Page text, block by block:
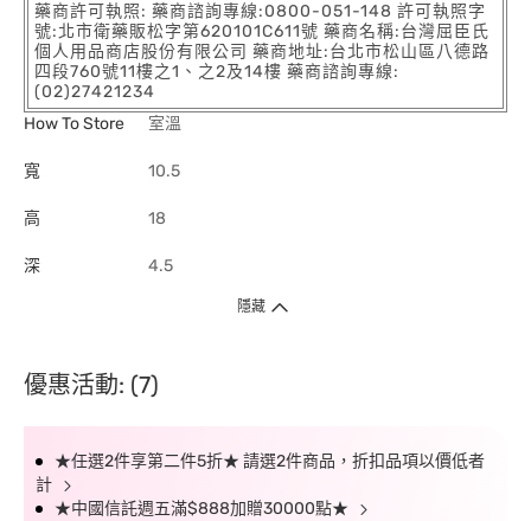
藥商許可執照: 藥商諮詢專線:0800-051-148 許可執照字
號:北市衛藥販松字第620101C611號 藥商名稱:台灣屈臣氏
個人用品商店股份有限公司 藥商地址:台北市松山區八德路
四段760號11樓之1、之2及14樓 藥商諮詢專線:
(02)27421234
How To Store
室溫
寬 10.5
高 18
深 4.5
隱藏
優惠活動: (7)
★任選2件享第二件5折★ 請選2件商品，折扣品項以價低者
計
★中國信託週五滿$888加贈30000點★